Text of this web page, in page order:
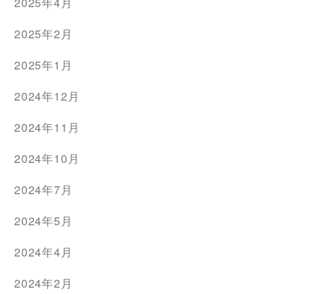
2025年2月
2025年1月
2024年12月
2024年11月
2024年10月
2024年7月
2024年5月
2024年4月
2024年2月